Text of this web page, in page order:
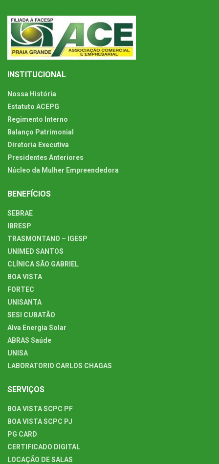
INSTITUCIONAL
Nossa História
Estatuto ACEPG
Regimento Interno
Balanço Patrimonial
Diretoria Executiva
Presidentes Anteriores
Núcleo da Mulher Empreendedora
BENEFÍCIOS
SEBRAE
IBRESP
TRASMONTANO – IGESP
UNIMED SANTOS
CLÍNICA SÃO GABRIEL
BOA VISTA
FORTEC
UNISANTA
SESI CUBATÃO
Alva Energia Solar
ABRAS Saúde
UNISA
LABORATORIO CARLOS CHAGAS
SERVIÇOS
BOA VISTA SCPC PF
BOA VISTA SCPC PJ
PG CARD
CERTIFICADO DIGITAL
LOCAÇÃO DE SALAS